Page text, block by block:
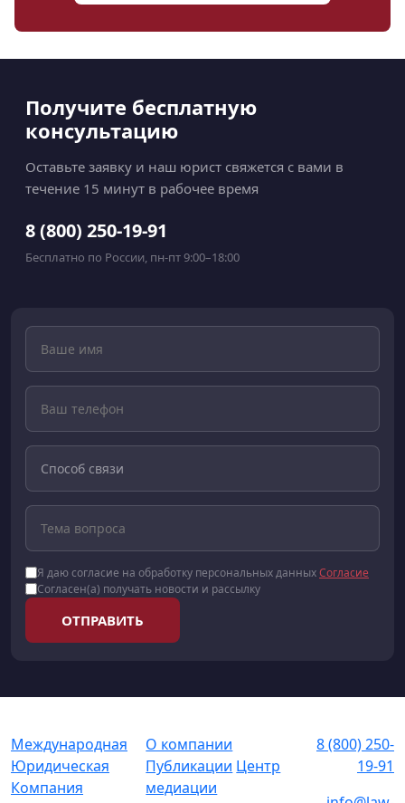
Получите бесплатную
консультацию
Оставьте заявку и наш юрист свяжется с вами в
течение 15 минут в рабочее время
8 (800) 250-19-91
Бесплатно по России, пн-пт 9:00–18:00
Я даю согласие на обработку персональных данныхСогласие
Согласен(а) получать новости и рассылку
ОТПРАВИТЬ
Международная
Юридическая
Компания
О компании
Публикации Центр
медиации
8 (800) 250-
19-91